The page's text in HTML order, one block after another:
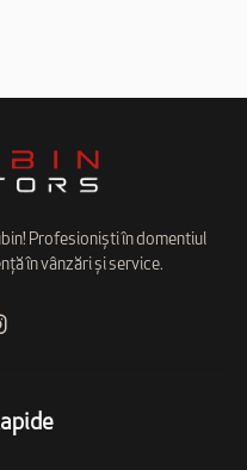
Profesioniști în domentiul
în vânzări și service.